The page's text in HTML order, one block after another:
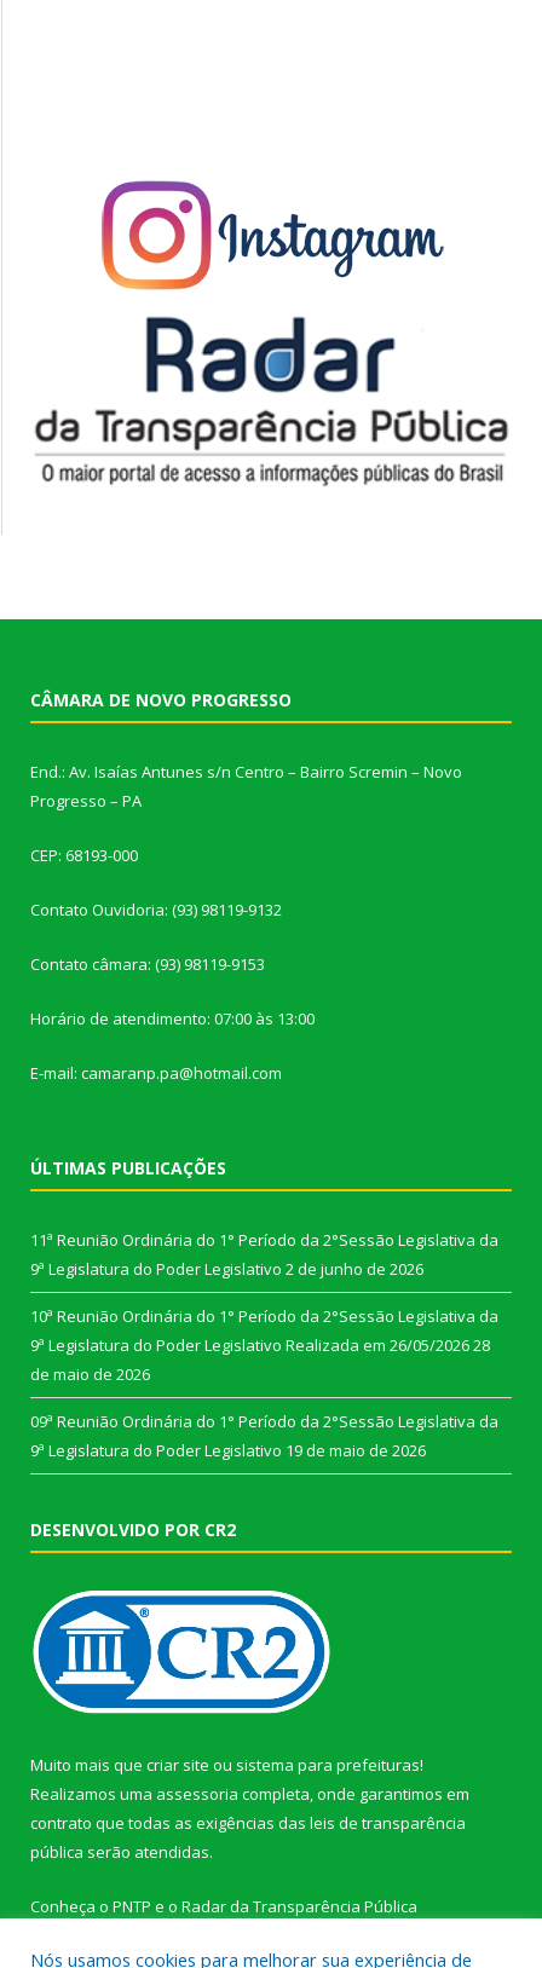
CÂMARA DE NOVO PROGRESSO
End.: Av. Isaías Antunes s/n Centro – Bairro Scremin – Novo
Progresso – PA
CEP: 68193-000
Contato Ouvidoria: (93) 98119-9132
Contato câmara: (93) 98119-9153
Horário de atendimento: 07:00 às 13:00
E-mail: camaranp.pa@hotmail.com
ÚLTIMAS PUBLICAÇÕES
11ª Reunião Ordinária do 1° Período da 2°Sessão Legislativa da
9ª Legislatura do Poder Legislativo 2 de junho de 2026
10ª Reunião Ordinária do 1° Período da 2°Sessão Legislativa da
9ª Legislatura do Poder Legislativo Realizada em 26/05/202628
de maio de 2026
09ª Reunião Ordinária do 1° Período da 2°Sessão Legislativa da
9ª Legislatura do Poder Legislativo 19 de maio de 2026
DESENVOLVIDO POR CR2
Muito mais que criar site ou sistema para prefeituras!
Realizamos uma assessoria completa, onde garantimos em
contrato que todas as exigências das leis de transparência
pública serão atendidas.
Conheça o PNTP e o Radar da Transparência Pública
Nós usamos cookies para melhorar sua experiência de